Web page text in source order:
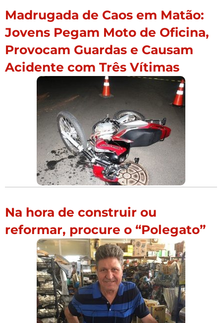
Madrugada de Caos em Matão:
Jovens Pegam Moto de Oficina,
Provocam Guardas e Causam
Acidente com Três Vítimas
Na hora de construir ou
reformar, procure o “Polegato”